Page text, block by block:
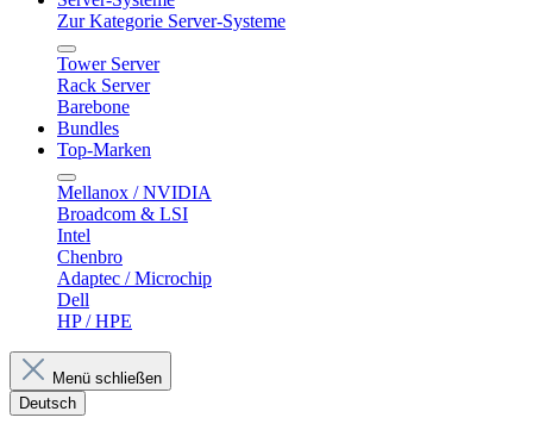
Zur Kategorie Server-Systeme
Tower Server
Rack Server
Barebone
Bundles
Top-Marken
Mellanox / NVIDIA
Broadcom & LSI
Intel
Chenbro
Adaptec / Microchip
Dell
HP / HPE
Menü schließen
Deutsch